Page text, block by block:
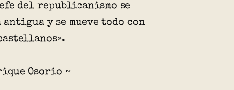
del republicanismo se
y se mueve todo con
Osorio ~